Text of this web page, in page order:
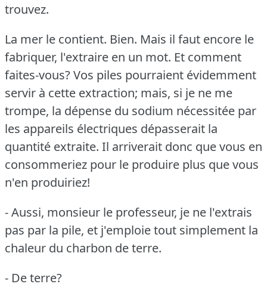
trouvez.
La mer le contient. Bien. Mais il faut encore le
fabriquer, l'extraire en un mot. Et comment
faites-vous?Vos piles pourraient évidemment
servir à cette extraction; mais, si je ne me
trompe, la dépense du sodium nécessitée par
les appareils électriques dépasserait la
quantité extraite. Il arriverait donc que vous en
consommeriez pour le produire plus que vous
n'en produiriez!
- Aussi, monsieur le professeur, je ne l'extrais
pas par la pile, et j'emploie tout simplement la
chaleur du charbon de terre.
- De terre?